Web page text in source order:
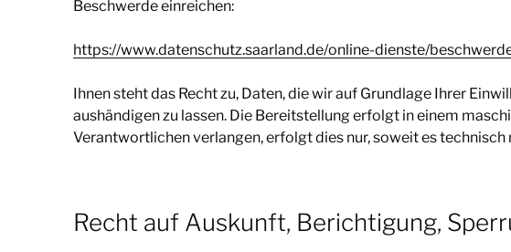
Beschwerde einreichen:
https://www.datenschutz.saarland.de/online-dienste/
Ihnen steht das Recht zu, Daten, die wir auf Grundlage Ihrer
aushändigen zu lassen. Die Bereitstellung erfolgt in einem
Verantwortlichen verlangen, erfolgt dies nur, soweit es technisch
Recht auf Auskunft, Berichtigung,